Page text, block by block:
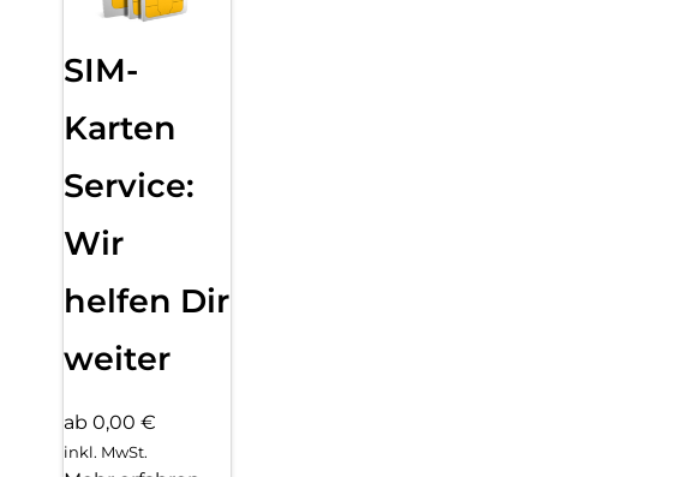
SIM-
Karten
Service:
Wir
helfen Dir
weiter
ab 0,00 €
inkl. MwSt.